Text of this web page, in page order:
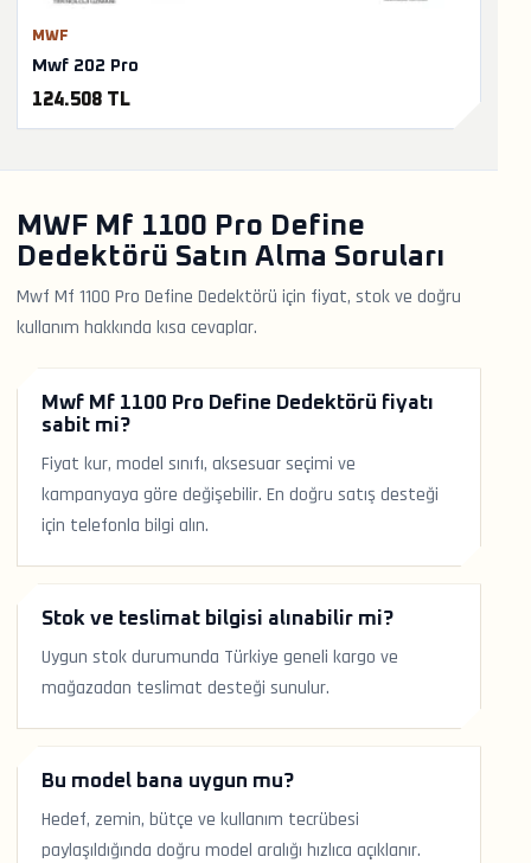
MWF
Mwf 202 Pro
124.508 TL
MWF Mf 1100 Pro Define
Dedektörü Satın Alma Soruları
Mwf Mf 1100 Pro Define Dedektörü için fiyat, stok ve doğru
kullanım hakkında kısa cevaplar.
Mwf Mf 1100 Pro Define Dedektörü fiyatı
sabit mi?
Fiyat kur, model sınıfı, aksesuar seçimi ve
kampanyaya göre değişebilir. En doğru satış desteği
için telefonla bilgi alın.
Stok ve teslimat bilgisi alınabilir mi?
Uygun stok durumunda Türkiye geneli kargo ve
mağazadan teslimat desteği sunulur.
Bu model bana uygun mu?
Hedef, zemin, bütçe ve kullanım tecrübesi
paylaşıldığında doğru model aralığı hızlıca açıklanır.